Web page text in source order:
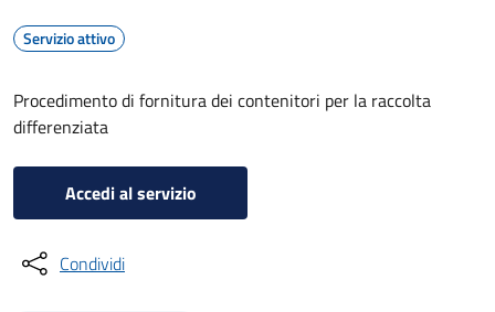
Servizio attivo
Procedimento di fornitura dei contenitori per la raccolta
differenziata
Accedi al servizio
Condividi